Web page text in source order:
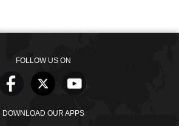
FOLLOW US ON
DOWNLOAD OUR APPS